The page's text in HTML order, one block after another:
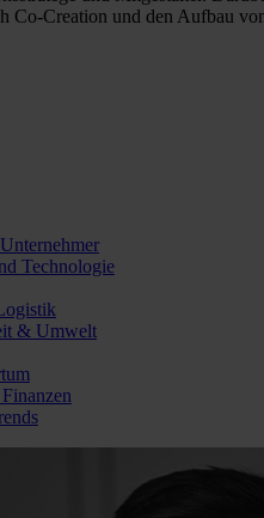
Co-Creation und den Aufbau
Technologie
& Umwelt